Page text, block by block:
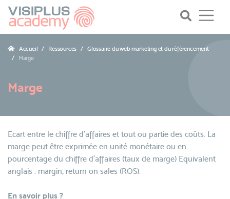
Accueil Ressources
Glossaire du web marketing et du référencement
Marge
Marge
Ecart entre le chiffre d’affaires et tout ou partie des coûts. La
marge peut être exprimée en unité monétaire ou en
pourcentage du chiffre d'affaires (taux de marge) Equivalent
anglais : margin, return on sales (ROS).
En savoir plus ?